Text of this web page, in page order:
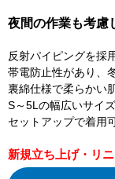
夜間の作業も考慮
反射パイピングを採
帯電防止性があり、
裏綿仕様で柔らかい
S～5Lの幅広いサイ
セットアップで着用
新規立ち上げ・リ